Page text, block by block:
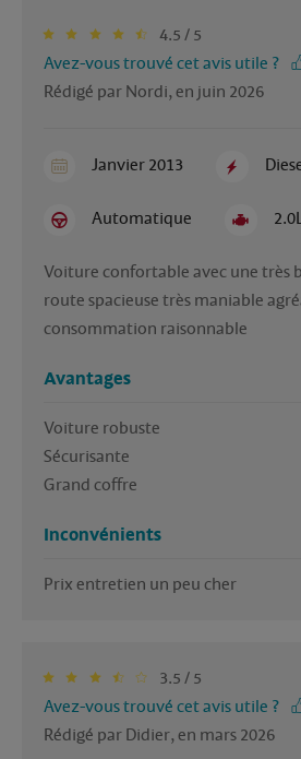
4.5 / 5
Avez-vous trouvé cet avis utile ?
Rédigé par Nordi, en juin 2026
Janvier 2013
Automatique
Voiture confortable avec une très
route spacieuse très maniable
consommation raisonnable
Avantages
Voiture robuste
Sécurisante
Grand coffre
Inconvénients
Prix entretien un peu cher
3.5 / 5
Avez-vous trouvé cet avis utile ?
Rédigé par Didier, en mars 2026